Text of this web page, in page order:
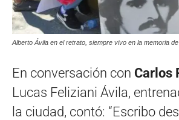
Alberto Ávila en el retrato, siempre vivo en la memoria de
En conversación con Carlos
Lucas Feliziani Ávila,
la ciudad, contó: “Escribo